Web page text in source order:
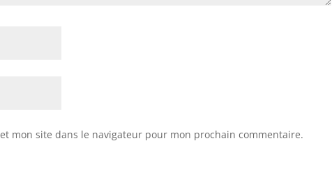
mon site dans le navigateur pour mon prochain commentaire.